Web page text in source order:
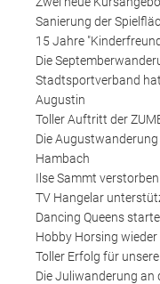
Sanierung der
15 Jahre
Die
Stadtsportverband
Augustin
Toller Auftritt der
Die
Hambach
Ilse Sammt verstorben
TV Hangelar
Dancing Queens
Hobby Horsing
Toller Erfolg für
Die Juliwanderung an